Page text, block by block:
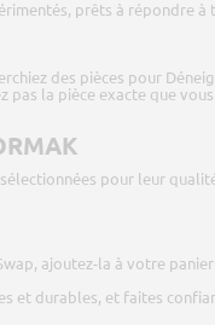
prêts à répondre
des pièces pour
la pièce exacte que vous
pour leur
, ajoutez-la à votre
et durables, et faites